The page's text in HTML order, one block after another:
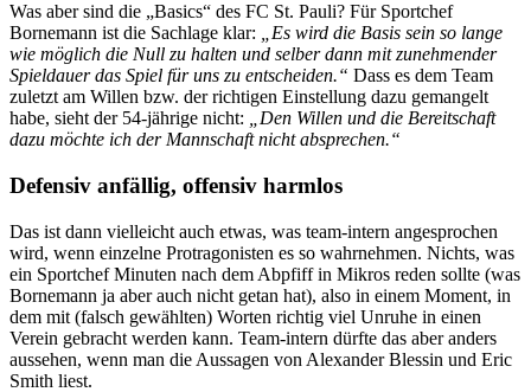
Was aber sind die „Basics“ des FC St. Pauli? Für Sportchef
Bornemann ist die Sachlage klar:
„Es wird die Basis sein so lange
wie möglich die Null zu halten und selber dann mit zunehmender
Spieldauer das Spiel für uns zu entscheiden.“ Dass es dem Team
zuletzt am Willen bzw. der richtigen Einstellung dazu gemangelt
habe, sieht der 54-jährige nicht:
„Den Willen und die Bereitschaft
dazu möchte ich der Mannschaft nicht absprechen.“
Defensiv anfällig, offensiv harmlos
Das ist dann vielleicht auch etwas, was team-intern angesprochen
wird, wenn einzelne Protragonisten es so wahrnehmen. Nichts, was
ein Sportchef Minuten nach dem Abpfiff in Mikros reden sollte (was
Bornemann ja aber auch nicht getan hat), also in einem Moment, in
dem mit (falsch gewählten) Worten richtig viel Unruhe in einen
Verein gebracht werden kann. Team-intern dürfte das aber anders
aussehen, wenn man die Aussagen von Alexander Blessin und Eric
Smith liest.